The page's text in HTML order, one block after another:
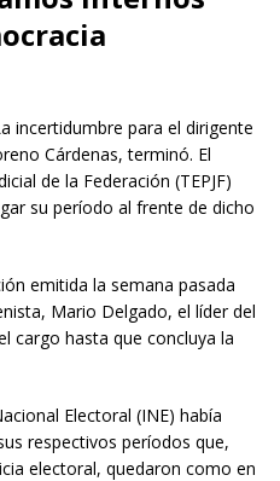
incertidumbre para el dirigente
Cárdenas, terminó. El
de la Federación (TEPJF)
su período al frente de dicho
emitida la semana pasada
Mario Delgado, el líder del
cargo hasta que concluya la
Electoral (INE) había
respectivos períodos que,
electoral, quedaron como en